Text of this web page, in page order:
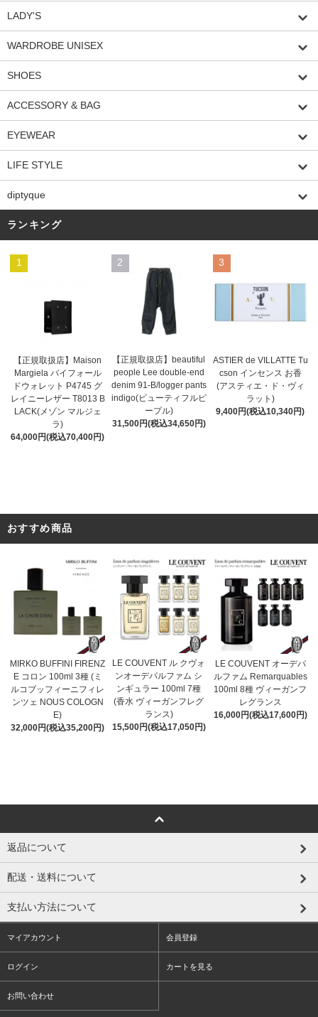
LADY'S
WARDROBE UNISEX
SHOES
ACCESSORY & BAG
EYEWEAR
LIFE STYLE
diptyque
ランキング
1
【正規取扱店】Maison
Margiela バイフォール
ドウォレット P4745 グ
レイニーレザー T8013 B
LACK(メゾン マルジェ
ラ)
64,000円(税込70,400円)
2
【正規取扱店】beautiful
people Lee double-end
denim 91-B/logger pants
indigo(ビューティフルピ
ープル)
31,500円(税込34,650円)
3
ASTIER de VILLATTE Tu
cson インセンス お香
(アスティエ・ド・ヴィ
ラット)
9,400円(税込10,340円)
おすすめ商品
MIRKO BUFFINI FIRENZ
E コロン 100ml 3種 (ミ
ルコブッフィーニフィレ
ンツェ NOUS COLOGN
E)
32,000円(税込35,200円)
LE COUVENT ル クヴォ
ンオーデパルファム シ
ンギュラー 100ml 7種
(香水 ヴィーガンフレグ
ランス)
15,500円(税込17,050円)
LE COUVENT オーデパ
ルファム Remarquables
100ml 8種 ヴィーガンフ
レグランス
16,000円(税込17,600円)
返品について
配送・送料について
支払い方法について
マイアカウント 会員登録
ログイン カートを見る
お問い合わせ